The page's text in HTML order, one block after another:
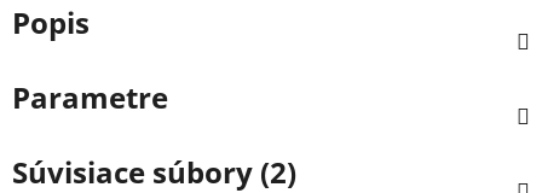
Popis
Parametre
Súvisiace súbory (2)